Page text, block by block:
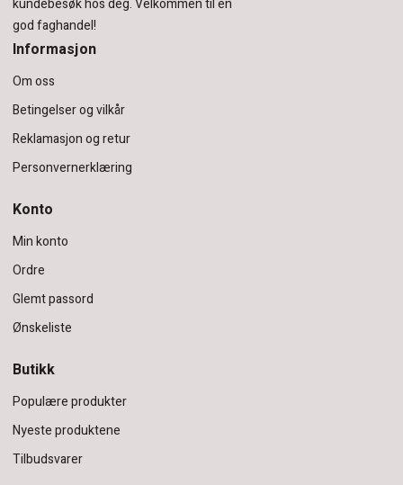
kundebesøk hos deg.Velkommen til en
god faghandel!
Informasjon
Om oss
Betingelser og vilkår
Reklamasjon og retur
Personvernerklæring
Konto
Min konto
Ordre
Glemt passord
Ønskeliste
Butikk
Populære produkter
Nyeste produktene
Tilbudsvarer